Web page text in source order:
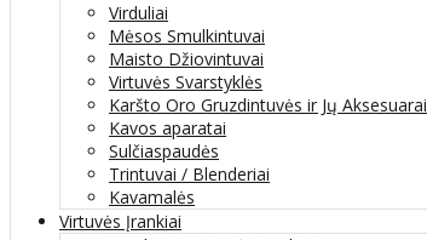
Virduliai
Mėsos Smulkintuvai
Maisto Džiovintuvai
Virtuvės Svarstyklės
Karšto Oro Gruzdintuvės ir Jų Aksesuarai
Kavos aparatai
Sulčiaspaudės
Trintuvai / Blenderiai
Kavamalės
Virtuvės Įrankiai